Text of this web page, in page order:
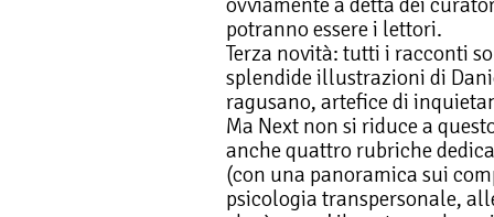
potranno essere i lettori.
Terza novità: tutti i racconti
splendide illustrazioni di
ragusano, artefice di
Ma Next non si riduce a
anche quattro rubriche
(con una panoramica sui
psicologia transpersonale,